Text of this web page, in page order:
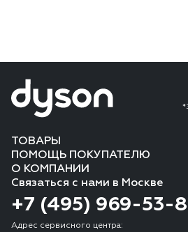
ТОВАРЫ
ПОМОЩЬ ПОКУПАТЕЛЮ
О КОМПАНИИ
Связаться с нами в Москве
+7 (495) 969-53-
Адрес сервисного центра: